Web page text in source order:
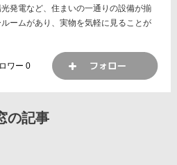
発電など、住まいの一通りの設備が揃
ームがあり、実物を気軽に見ることが
ワー0
の記事